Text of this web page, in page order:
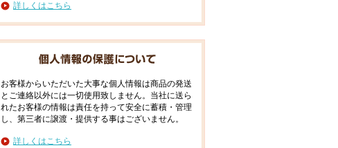
詳しくはこちら
お客様からいただいた大事な個人情報は商品の発送
とご連絡以外には一切使用致しません。当社に送ら
れたお客様の情報は責任を持って安全に蓄積・管理
し、第三者に譲渡・提供する事はございません。
詳しくはこちら